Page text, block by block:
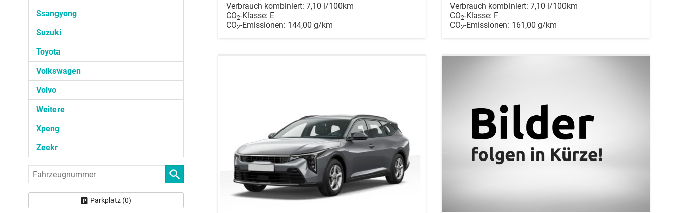
Verbrauch kombiniert: 7,10 l/100km
CO2-Klasse: E
CO2-Emissionen: 144,00 g/km
Verbrauch kombiniert: 7,10 l/100km
CO2-Klasse: F
CO2-Emissionen: 161,00 g/km
Ssangyong
Suzuki
Toyota
Volkswagen
Volvo
Weitere
Xpeng
Zeekr
Fahrzeugnummer
Parkplatz (0)